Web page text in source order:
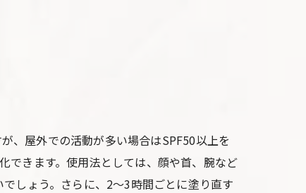
、屋外での活動が多い場合はSPF50以上を
できます。使用法としては、顔や首、腕など
しょう。さらに、2〜3時間ごとに塗り直す